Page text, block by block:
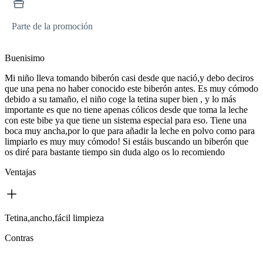
Parte de la promoción
Buenisimo
Mi niño lleva tomando biberón casi desde que nació,y debo deciros
que una pena no haber conocido este biberón antes. Es muy cómodo
debido a su tamaño, el niño coge la tetina super bien , y lo más
importante es que no tiene apenas cólicos desde que toma la leche
con este bibe ya que tiene un sistema especial para eso. Tiene una
boca muy ancha,por lo que para añadir la leche en polvo como para
limpiarlo es muy muy cómodo! Si estáis buscando un biberón que
os diré para bastante tiempo sin duda algo os lo recomiendo
Ventajas
Tetina,ancho,fácil limpieza
Contras